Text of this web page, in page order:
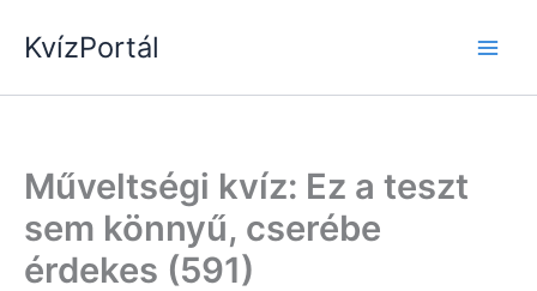
KvízPortál
Műveltségi kvíz: Ez a teszt
sem könnyű, cserébe
érdekes (591)